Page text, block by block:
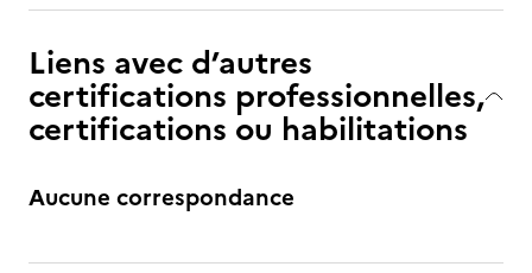
Liens avec d’autres
certifications professionnelles,
certifications ou habilitations
Aucune correspondance